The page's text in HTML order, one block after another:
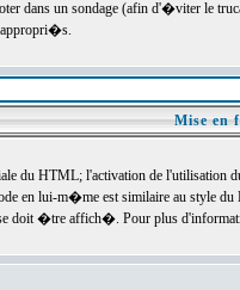
dans un sondage (afin d'�viter le
appropri�s.
Mise en
du HTML; l'activation de l'utilisation
en lui-m�me est similaire au style
doit �tre affich�. Pour plus